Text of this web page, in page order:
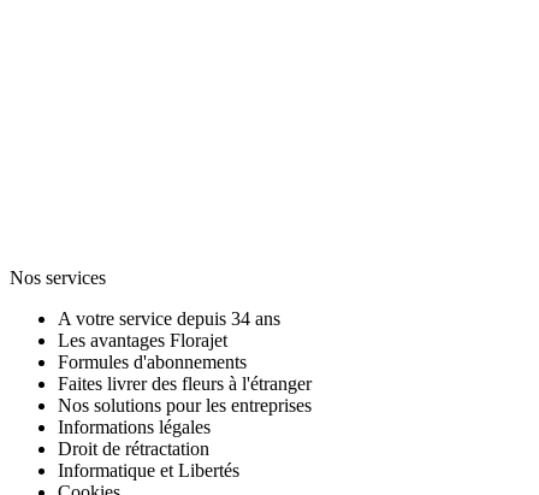
Nos services
A votre service depuis 34 ans
Les avantages Florajet
Formules d'abonnements
Faites livrer des fleurs à l'étranger
Nos solutions pour les entreprises
Informations légales
Droit de rétractation
Informatique et Libertés